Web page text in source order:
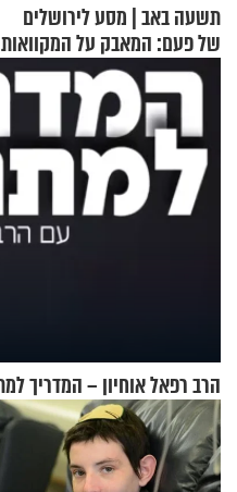
תשעה באב | מסע לירושלים
של פעם: המאבק על המקוואות
הרב רפאל אוחיון – המדריך